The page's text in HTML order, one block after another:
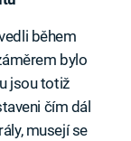
během
bylo
jsou totiž
čím dál
musejí se